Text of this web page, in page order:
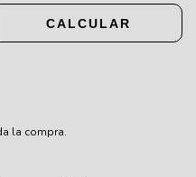
CALCULAR
la compra.